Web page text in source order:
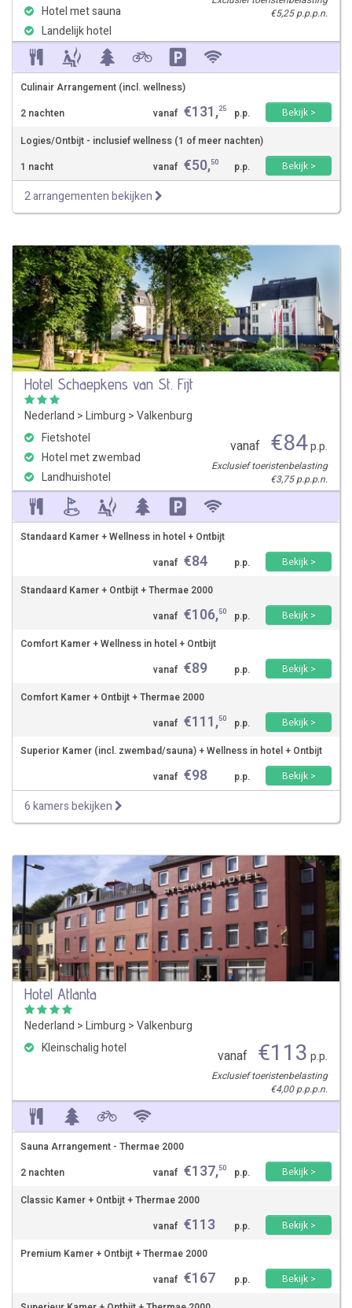
Hotel met sauna
Landelijk hotel
€5,25 p.p.p.n.
Culinair Arrangement (incl. wellness)
2 nachten
vanaf €131,25 p.p.
Bekijk >
Logies/Ontbijt - inclusief wellness (1 of meer nachten)
1 nacht
vanaf €50,50 p.p. Bekijk >
2 arrangementen bekijken
Hotel Schaepkens van St. Fijt
Nederland >Limburg >Valkenburg
Fietshotel
Hotel met zwembad
Landhuishotel
vanaf €84p.p.
Exclusief toeristenbelasting
€3,75 p.p.p.n.
Standaard Kamer + Wellness in hotel + Ontbijt
vanaf €84 p.p.
Bekijk >
Standaard Kamer + Ontbijt + Thermae 2000
vanaf €106,50 p.p.
Bekijk >
Comfort Kamer + Wellness in hotel + Ontbijt
vanaf €89 p.p.
Bekijk >
Comfort Kamer + Ontbijt + Thermae 2000
vanaf €111,50 p.p.
Bekijk >
Superior Kamer (incl. zwembad/sauna) + Wellness in hotel + Ontbijt
vanaf €98 p.p. Bekijk >
6 kamers bekijken
Hotel Atlanta
Nederland >Limburg >Valkenburg
Kleinschalig hotel
vanaf €113 p.p.
Exclusief toeristenbelasting
€4,00 p.p.p.n.
Sauna Arrangement - Thermae 2000
2 nachten
vanaf €137,50 p.p.
Bekijk >
Classic Kamer + Ontbijt + Thermae 2000
vanaf €113 p.p.
Bekijk >
Premium Kamer + Ontbijt + Thermae 2000
vanaf €167 p.p.
Bekijk >